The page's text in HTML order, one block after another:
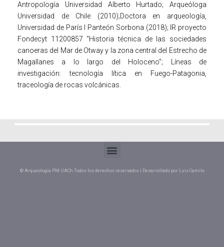
Antropología Universidad Alberto Hurtado; Arqueóloga
Universidad de Chile (2010);Doctora en arqueología,
Universidad de París I Panteón Sorbona (2018); IR proyecto
Fondecyt 11200857 “Historia técnica de las sociedades
canoeras del Mar de Otway y la zona central del Estrecho de
Magallanes a lo largo del Holoceno”; Líneas de
investigación: tecnología lítica en Fuego-Patagonia,
traceología de rocas volcánicas.
© Arqueología PM UACh Todos los derechos reservados | Desarrollado por Luis Camilo